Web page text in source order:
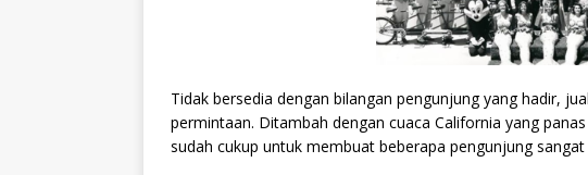
Tidak bersedia dengan bilangan pengunjung yang hadir,
permintaan. Ditambah dengan cuaca California yang
sudah cukup untuk membuat beberapa pengunjung sangat